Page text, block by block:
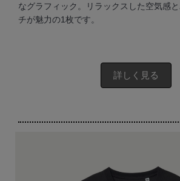
なグラフィック。リラックスした空気感
チが魅力の1枚です。
詳しく見る